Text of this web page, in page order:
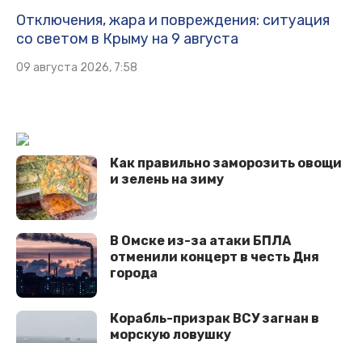
Отключения, жара и повреждения: ситуация
со светом в Крыму на 9 августа
09 августа 2026, 7:58
Как правильно заморозить овощи
и зелень на зиму
В Омске из-за атаки БПЛА
отменили концерт в честь Дня
города
Корабль-призрак ВСУ загнан в
морскую ловушку